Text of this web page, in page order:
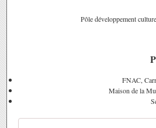
Pôle développement
FNAC,
Maison de la